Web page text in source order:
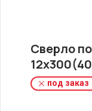
Сверло
под заказ